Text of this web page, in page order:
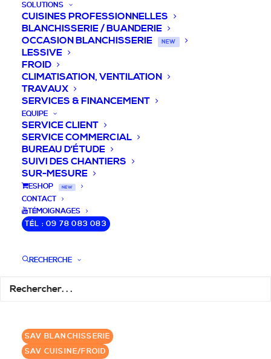
SOLUTIONS
CUISINES PROFESSIONNELLES
BLANCHISSERIE / BUANDERIE
OCCASION BLANCHISSERIE
NEW
LESSIVE
FROID
CLIMATISATION, VENTILATION
TRAVAUX
SERVICES & FINANCEMENT
EQUIPE
SERVICE CLIENT
SERVICE COMMERCIAL
BUREAU D’ÉTUDE
SUIVI DES CHANTIERS
SUR-MESURE
ESHOP NEW
CONTACT
TÉMOIGNAGES
TÉL : 09 78 083 083
RECHERCHE
SAV BLANCHISSERIE
SAV CUISINE/FROID
DEVIS / CONSEILS /
QUESTIONS
votre projet de blanchisserie intégrée!
✆ 09 78 083 083